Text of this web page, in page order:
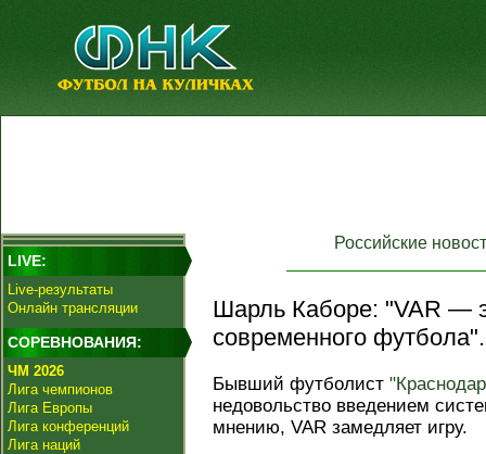
LIVE:
Live-результаты
Онлайн трансляции
СОРЕВНОВАНИЯ:
ЧМ 2026
Лига чемпионов
Лига Европы
Лига конференций
Лига наций
Российские
Шарль Каборе: "VAR —
современного футбола".
Бывший футболист
недовольство введением
мнению, VAR замедляет игру.